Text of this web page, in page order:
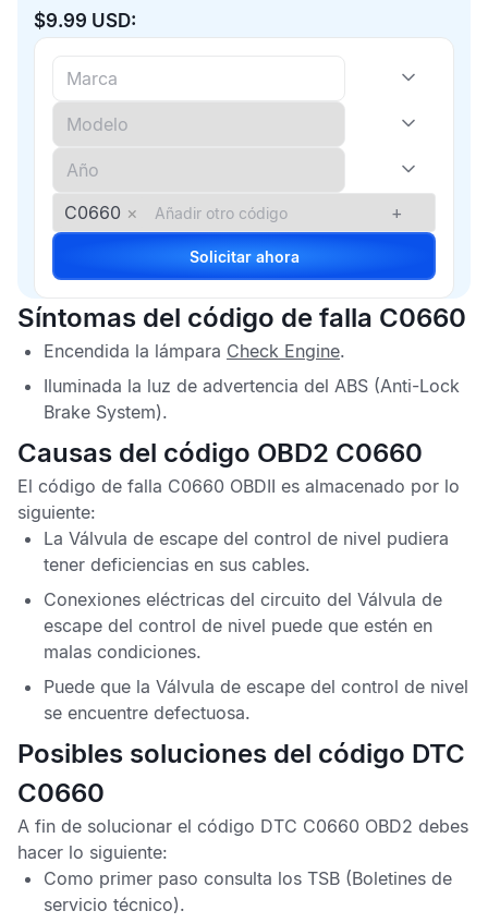
$9.99 USD:
C0660 × +
Solicitar ahora
Síntomas del código de falla C0660
Encendida la lámpara Check Engine.
Iluminada la luz de advertencia del ABS (Anti-Lock
Brake System).
Causas del código OBD2 C0660
El código de falla C0660 OBDII es almacenado por lo
siguiente:
La Válvula de escape del control de nivel pudiera
tener deficiencias en sus cables.
Conexiones eléctricas del circuito del Válvula de
escape del control de nivel puede que estén en
malas condiciones.
Puede que la Válvula de escape del control de nivel
se encuentre defectuosa.
Posibles soluciones del código DTC
C0660
A fin de solucionar el código DTC C0660 OBD2 debes
hacer lo siguiente:
Como primer paso consulta los TSB (Boletines de
servicio técnico).